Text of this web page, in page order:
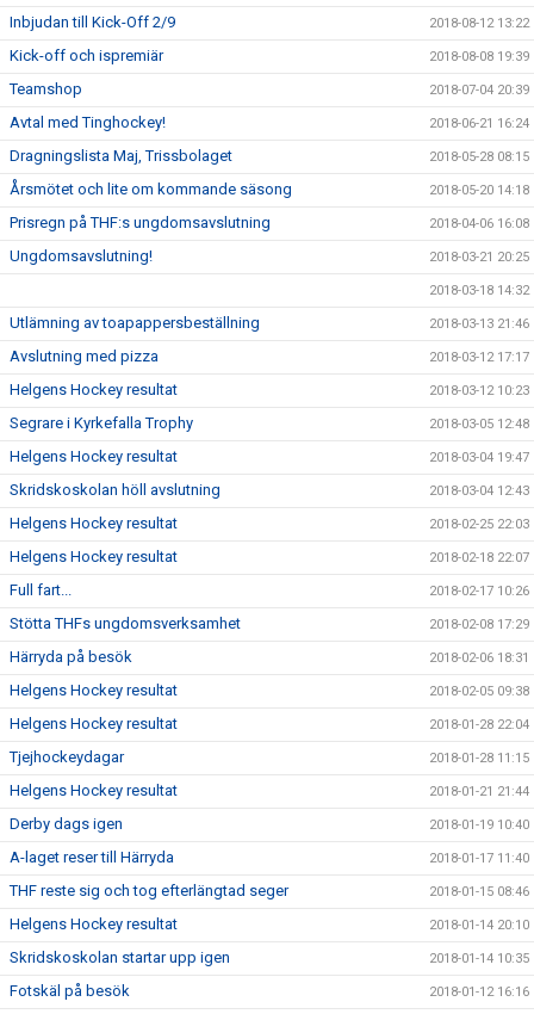
Inbjudan till Kick-Off 2/9 2018-08-12 13:22
Kick-off och ispremiär 2018-08-08 19:39
Teamshop 2018-07-04 20:39
Avtal med Tinghockey! 2018-06-21 16:24
Dragningslista Maj, Trissbolaget 2018-05-28 08:15
Årsmötet och lite om kommande säsong 2018-05-20 14:18
Prisregn på THF:s ungdomsavslutning 2018-04-06 16:08
Ungdomsavslutning! 2018-03-21 20:25
2018-03-18 14:32
Utlämning av toapappersbeställning 2018-03-13 21:46
Avslutning med pizza 2018-03-12 17:17
Helgens Hockey resultat 2018-03-12 10:23
Segrare i Kyrkefalla Trophy 2018-03-05 12:48
Helgens Hockey resultat 2018-03-04 19:47
Skridskoskolan höll avslutning 2018-03-04 12:43
Helgens Hockey resultat 2018-02-25 22:03
Helgens Hockey resultat 2018-02-18 22:07
Full fart... 2018-02-17 10:26
Stötta THFs ungdomsverksamhet 2018-02-08 17:29
Härryda på besök 2018-02-06 18:31
Helgens Hockey resultat 2018-02-05 09:38
Helgens Hockey resultat 2018-01-28 22:04
Tjejhockeydagar 2018-01-28 11:15
Helgens Hockey resultat 2018-01-21 21:44
Derby dags igen 2018-01-19 10:40
A-laget reser till Härryda 2018-01-17 11:40
THF reste sig och tog efterlängtad seger 2018-01-15 08:46
Helgens Hockey resultat 2018-01-14 20:10
Skridskoskolan startar upp igen 2018-01-14 10:35
Fotskäl på besök 2018-01-12 16:16